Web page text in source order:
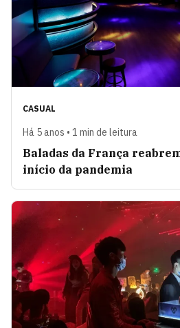
CASUAL
Há 5 anos • 1 min de leitura
Baladas da França
início da pandemia